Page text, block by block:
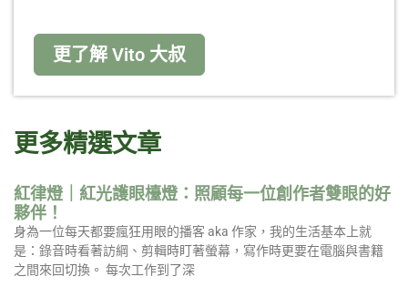
更了解 Vito 大叔
更多精選文章
紅律燈｜紅光護眼檯燈：照顧每一位創作者雙眼的好
夥伴！
身為一位每天都要瘋狂用眼的播客 aka 作家，我的生活基本上就
是：錄音時看著訪綱、剪輯時盯著螢幕，寫作時更要在電腦與書籍
之間來回切換。 每次工作到了深